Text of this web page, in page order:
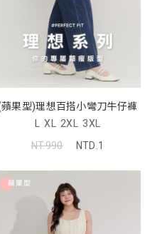
果型)理想百搭小彎刀牛仔褲
L XL 2XL 3XL
NT.990
NTD.1